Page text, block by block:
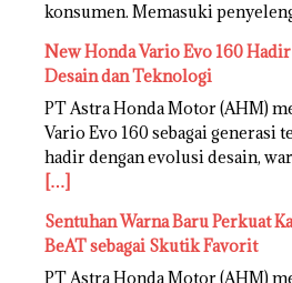
konsumen. Memasuki
New Honda Vario Evo 160
Desain dan Teknologi
PT Astra Honda Motor (AHM)
Vario Evo 160 sebagai generasi
hadir dengan evolusi desain,
[…]
Sentuhan Warna Baru Perkuat
BeAT sebagai Skutik Favorit
PT Astra Honda Motor (AHM)